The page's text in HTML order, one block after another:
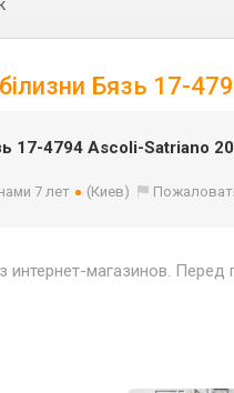
Бязь 17-
17-4794 Ascoli-Satriano
7 лет (Киев)
магазинов. Перед